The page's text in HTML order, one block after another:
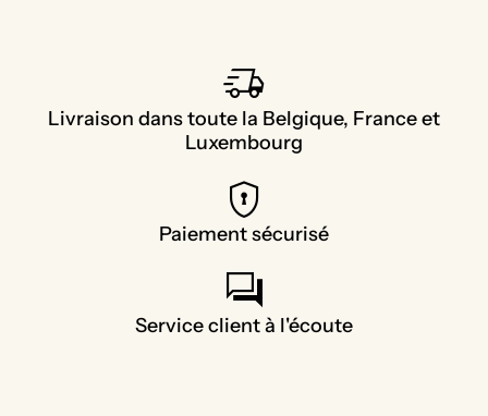
delivery_truck_speed
Livraison dans toute la Belgique, France et
Luxembourg
encrypted
Paiement sécurisé
forum
Service client à l'écoute